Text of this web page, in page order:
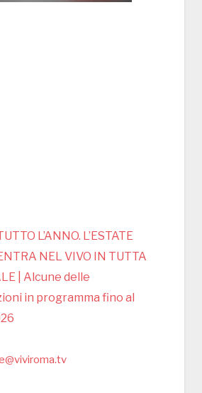
L’ANNO. L’ESTATE
NEL VIVO IN TUTTA
| Alcune delle
in programma fino al